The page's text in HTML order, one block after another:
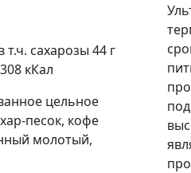
т.ч. сахарозы 44 г
кКал
цельное
песок, кофе
молотый,